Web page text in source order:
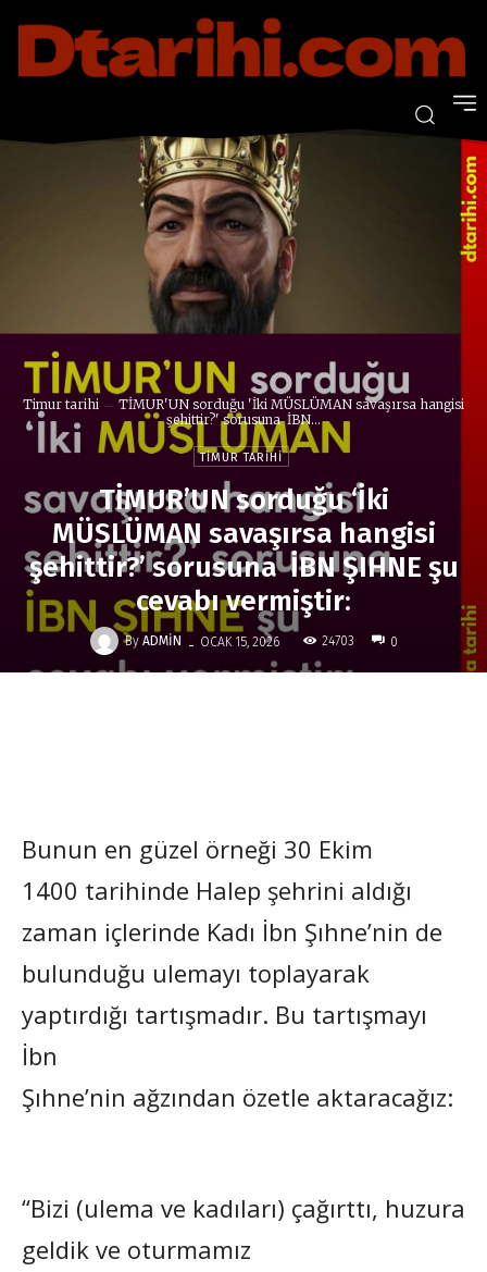
Timur tarihi
TİMUR'UN sorduğu 'İki MÜSLÜMAN savaşırsa hangisi
şehittir?' sorusuna İBN...
TIMUR TARIHI
TİMUR’UN sorduğu ‘İki
MÜSLÜMAN savaşırsa hangisi
şehittir?’ sorusuna İBN ŞIHNE şu
cevabı vermiştir:
By ADMIN - OCAK 15, 2026 24703 0
Bunun en güzel örneği 30 Ekim
1400 tarihinde Halep şehrini aldığı
zaman içlerinde Kadı İbn Şıhne’nin de
bulunduğu ulemayı toplayarak
yaptırdığı tartışmadır. Bu tartışmayı
İbn
Şıhne’nin ağzından özetle aktaracağız:
“Bizi (ulema ve kadıları) çağırttı, huzura
geldik ve oturmamız